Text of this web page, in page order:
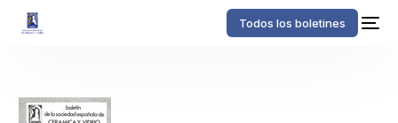
Todos los boletines